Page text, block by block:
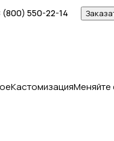
(800) 550-22-14
КастомизацияМеняйте